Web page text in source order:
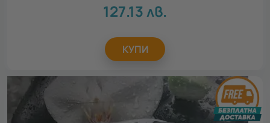
127.13лв.
КУПИ